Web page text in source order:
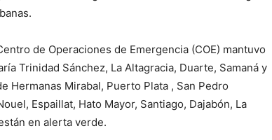
de Operaciones de Emergencia (COE) mantuvo
Trinidad Sánchez, La Altagracia, Duarte, Samaná y
Hermanas Mirabal, Puerto Plata , San Pedro
Espaillat, Hato Mayor, Santiago, Dajabón, La
en alerta verde.